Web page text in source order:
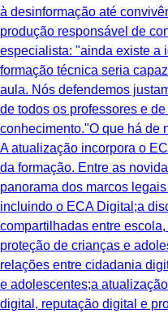
à desinformação até
produção responsável de
especialista: "ainda existe a
formação técnica seria
aula. Nós defendemos
de todos os professores e
conhecimento."O que há de
A atualização incorpora o
da formação. Entre as
panorama dos marcos
incluindo o ECA Digital;a
compartilhadas entre
proteção de crianças e
relações entre cidadania
e adolescentes;a
digital, reputação digital e